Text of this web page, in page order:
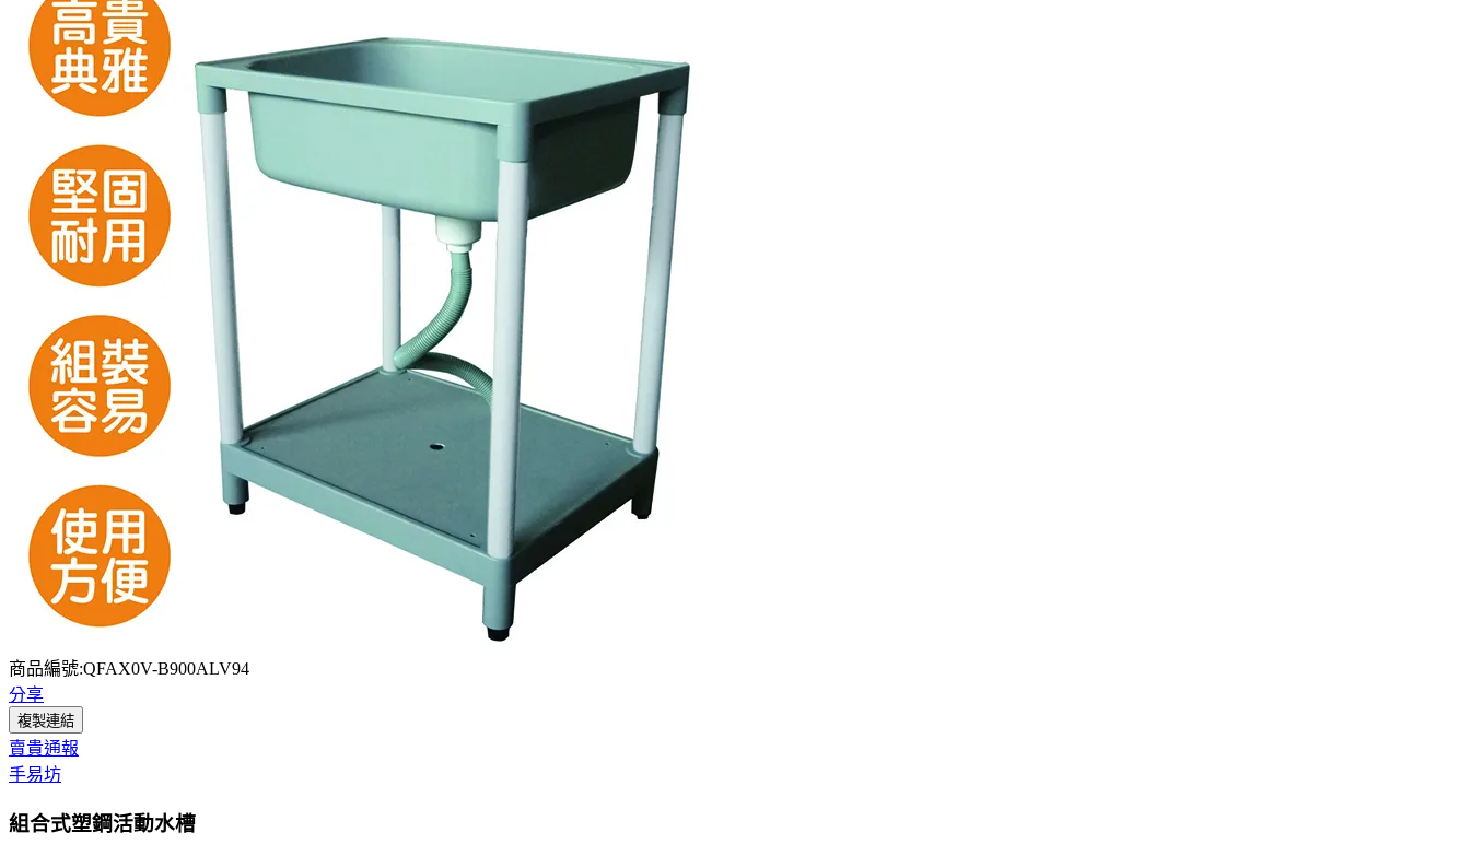
商品編號:QFAX0V-B900ALV94
分享
複製連結
賣貴通報
手易坊
組合式塑鋼活動水槽